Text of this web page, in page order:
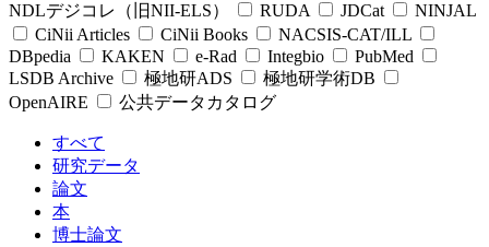
NDLデジコレ（旧NII-ELS）
RUDA JDCat
NINJAL
CiNii Articles
CiNii Books
NACSIS-CAT/ILL
DBpedia
KAKEN e-Rad Integbio
PubMed
LSDB Archive
極地研ADS
極地研学術DB
OpenAIRE
公共データカタログ
すべて
研究データ
論文
本
博士論文